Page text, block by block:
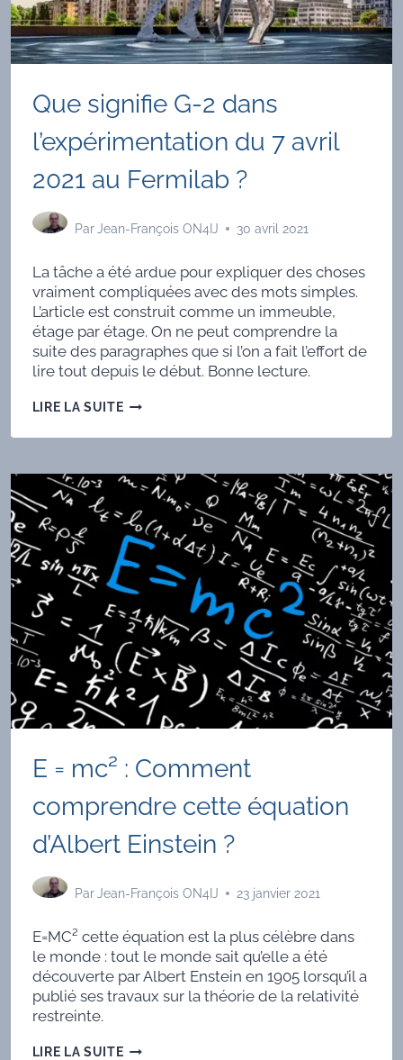
Que signifie G-2 dans
l’expérimentation du 7 avril
2021 au Fermilab ?
Par Jean-François ON4IJ 30 avril 2021
La tâche a été ardue pour expliquer des choses
vraiment compliquées avec des mots simples.
L’article est construit comme un immeuble,
étage par étage. On ne peut comprendre la
suite des paragraphes que si l’on a fait l’effort de
lire tout depuis le début. Bonne lecture.
LIRE LA SUITEQUE
G-
L’EXPÉRIMENTATION
7
AVRIL
2021
AU
FERMILAB
?
E = mc² : Comment
comprendre cette équation
d’Albert Einstein ?
Par Jean-François ON4IJ 23 janvier 2021
E=MC² cette équation est la plus célèbre dans
le monde : tout le monde sait qu’elle a été
découverte par Albert Enstein en 1905 lorsqu’il a
publié ses travaux sur la théorie de la relativité
restreinte.
LIRE LA SUITEE